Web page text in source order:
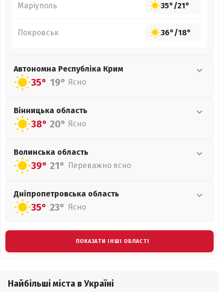
Маріуполь 35°/21°
Покровськ 36°/18°
Автономна Республіка Крим
35° 19° Ясно
Вінницька область
38° 20° Ясно
Волинська область
39° 21° Переважно ясно
Дніпропетровська область
35° 23° Ясно
ПОКАЗАТИ ІНШІ ОБЛАСТІ
Найбільші міста в Україні